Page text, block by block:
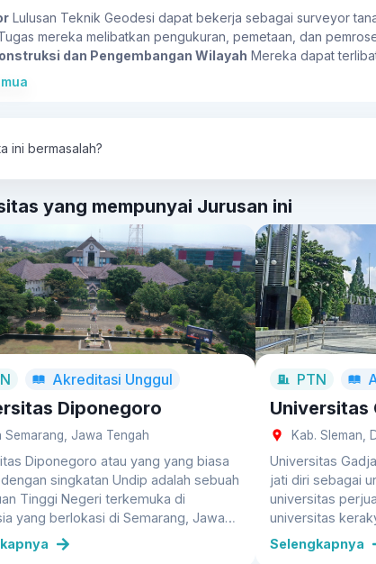
Lulusan Teknik Geodesi dapat bekerja sebagai surveyor
mereka melibatkan pengukuran, pemetaan, dan
dan Pengembangan Wilayah Mereka dapat
diperlukan untuk proyek konstruksi. Ini termasuk
data geospasial. Mereka dapat membantu membuat
kota.
ini bermasalah?
yang mempunyai Jurusan ini
Akreditasi Unggul
Diponegoro
Semarang, Jawa Tengah
Diponegoro atau yang yang biasa
singkatan Undip adalah sebuah
Tinggi Negeri terkemuka di
yang berlokasi di Semarang, Jawa
Indonesia. Undip didirikan pada tahun
salah satu Perguruan Tinggi
PTN
Universitas
Kab. Sleman,
Universitas
jati diri sebagai
universitas
universitas
kebudayaan.
Mahapatih
Selengkapnya